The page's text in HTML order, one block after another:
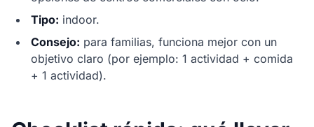
Tipo: indoor.
Consejo: para familias, funciona mejor con un
objetivo claro (por ejemplo: 1 actividad + comida
+ 1 actividad).